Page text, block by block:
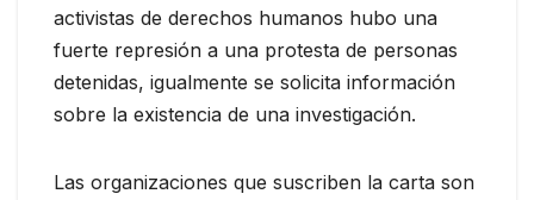
activistas de derechos humanos hubo una
fuerte represión a una protesta de personas
detenidas, igualmente se solicita información
sobre la existencia de una investigación.
Las organizaciones que suscriben la carta son